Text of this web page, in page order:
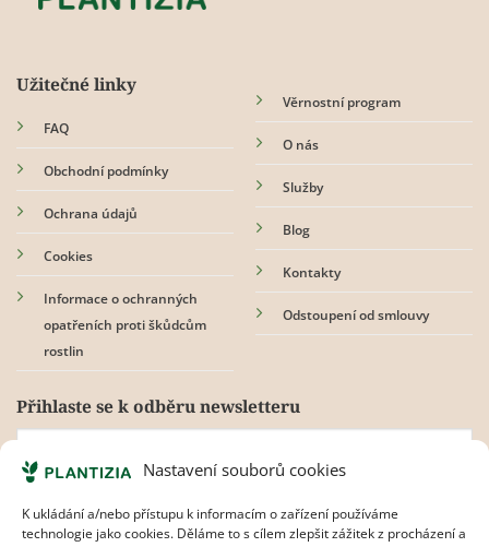
Nastavení souborů cookies
K ukládání a/nebo přístupu k informacím o zařízení používáme
technologie jako cookies. Děláme to s cílem zlepšit zážitek z procházení a
Užitečné linky
FAQ
Obchodní podmínky
Ochrana údajů
Cookies
Informace o ochranných
opatřeních proti škůdcům
rostlin
Věrnostní program
O nás
Služby
Blog
Kontakty
Odstoupení od smlouvy
Přihlaste se k odběru newsletteru
Souhlasím spravidly ochrany osobních údajů.